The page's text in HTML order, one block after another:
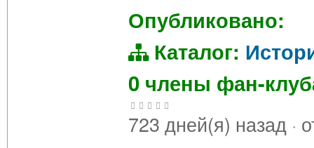
Опубликовано:
Каталог:
0 члены фан-
723 дней(я) назад ·